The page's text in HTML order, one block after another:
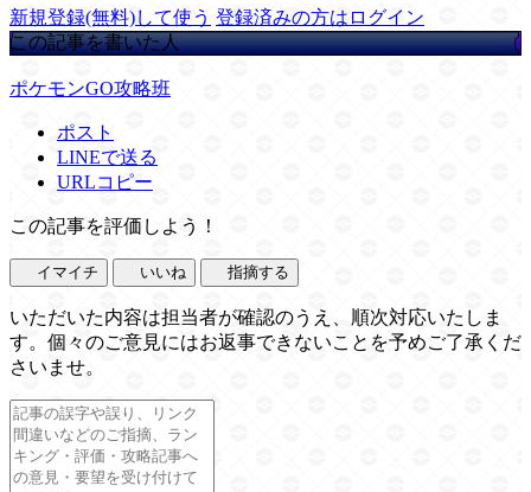
新規登録(無料)して使う 登録済みの方はログイン
この記事を書いた人
ポケモンGO攻略班
ポスト
LINEで送る
URLコピー
この記事を評価しよう！
イマイチ いいね 指摘する
いただいた内容は担当者が確認のうえ、順次対応いたしま
す。個々のご意見にはお返事できないことを予めご了承くだ
さいませ。